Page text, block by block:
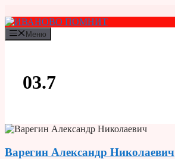
к
содержимому
Меню
03.7
Варегин Александр Николаевич